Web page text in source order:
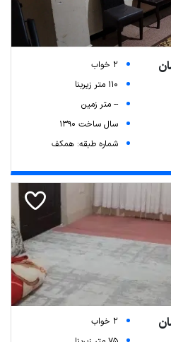
2 خواب
110 متر زیربنا
-- متر زمین
سال ساخت 1390
شماره طبقه: همکف
2 خواب